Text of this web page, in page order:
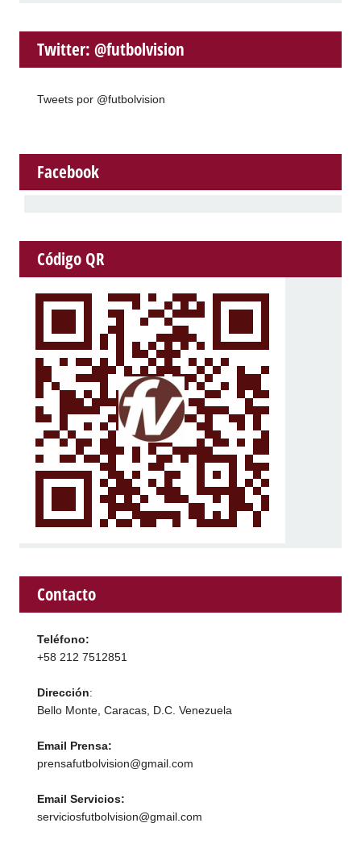
Twitter: @futbolvision
Tweets por @futbolvision
Facebook
Código QR
Contacto
Teléfono:
+58 212 7512851
Dirección:
Bello Monte, Caracas, D.C. Venezuela
Email Prensa:
prensafutbolvision@gmail.com
Email Servicios:
serviciosfutbolvision@gmail.com